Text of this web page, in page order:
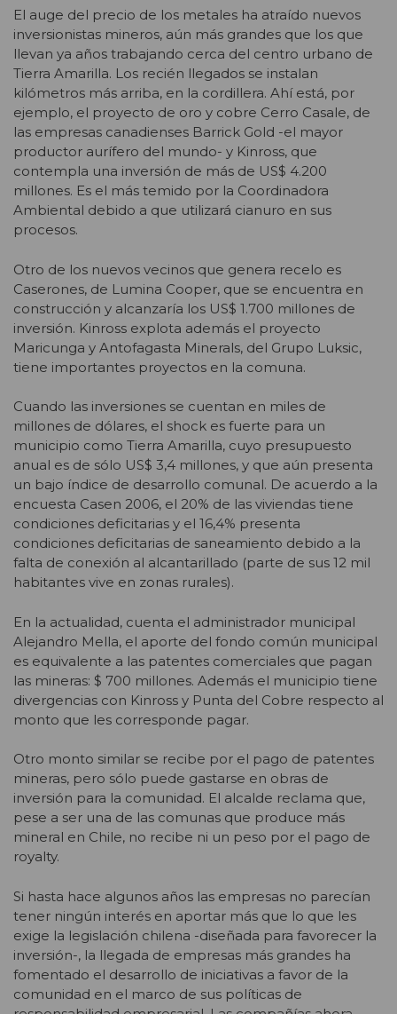
El auge del precio de los metales ha atraído nuevos
inversionistas mineros, aún más grandes que los que
llevan ya años trabajando cerca del centro urbano de
Tierra Amarilla. Los recién llegados se instalan
kilómetros más arriba, en la cordillera. Ahí está, por
ejemplo, el proyecto de oro y cobre Cerro Casale, de
las empresas canadienses Barrick Gold -el mayor
productor aurífero del mundo- y Kinross, que
contempla una inversión de más de US$ 4.200
millones. Es el más temido por la Coordinadora
Ambiental debido a que utilizará cianuro en sus
procesos.
Otro de los nuevos vecinos que genera recelo es
Caserones, de Lumina Cooper, que se encuentra en
construcción y alcanzaría los US$ 1.700 millones de
inversión. Kinross explota además el proyecto
Maricunga y Antofagasta Minerals, del Grupo Luksic,
tiene importantes proyectos en la comuna.
Cuando las inversiones se cuentan en miles de
millones de dólares, el shock es fuerte para un
municipio como Tierra Amarilla, cuyo presupuesto
anual es de sólo US$ 3,4 millones, y que aún presenta
un bajo índice de desarrollo comunal. De acuerdo a la
encuesta Casen 2006, el 20% de las viviendas tiene
condiciones deficitarias y el 16,4% presenta
condiciones deficitarias de saneamiento debido a la
falta de conexión al alcantarillado (parte de sus 12 mil
habitantes vive en zonas rurales).
En la actualidad, cuenta el administrador municipal
Alejandro Mella, el aporte del fondo común municipal
es equivalente a las patentes comerciales que pagan
las mineras: $ 700 millones. Además el municipio tiene
divergencias con Kinross y Punta del Cobre respecto al
monto que les corresponde pagar.
Otro monto similar se recibe por el pago de patentes
mineras, pero sólo puede gastarse en obras de
inversión para la comunidad. El alcalde reclama que,
pese a ser una de las comunas que produce más
mineral en Chile, no recibe ni un peso por el pago de
royalty.
Si hasta hace algunos años las empresas no parecían
tener ningún interés en aportar más que lo que les
exige la legislación chilena -diseñada para favorecer la
inversión-, la llegada de empresas más grandes ha
fomentado el desarrollo de iniciativas a favor de la
comunidad en el marco de sus políticas de